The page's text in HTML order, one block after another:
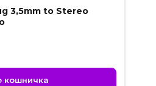
3,5mm to Stereo
кошничка